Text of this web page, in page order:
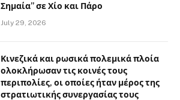
Σημαία” σε Χίο και Πάρο
July 29, 2026
Κινεζικά και ρωσικά πολεμικά πλοία
ολοκλήρωσαν τις κοινές τους
περιπολίες, οι οποίες ήταν μέρος της
στρατιωτικής συνεργασίας τους